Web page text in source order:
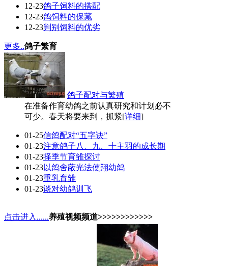
12-23鸽子饲料的搭配
12-23鸽饲料的保藏
12-23判别饲料的优劣
更多..鸽子繁育
鸽子配对与繁殖
在准备作育幼鸽之前认真研究和计划必不
可少。春天将要来到，抓紧[详细]
01-25信鸽配对“五字诀”
01-23注意鸽子八、九、十主羽的成长期
01-23择季节育雏探讨
01-23以鸽舍蔽光法使翔幼鸽
01-23重乳育雏
01-23谈对幼鸽训飞
点击进入......养殖视频频道>>>>>>>>>>>>